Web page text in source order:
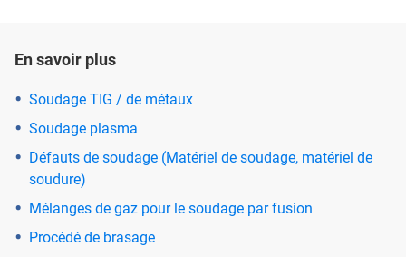
En savoir plus
Soudage TIG / de métaux
Soudage plasma
Défauts de soudage (Matériel de soudage, matériel de
soudure)
Mélanges de gaz pour le soudage par fusion
Procédé de brasage